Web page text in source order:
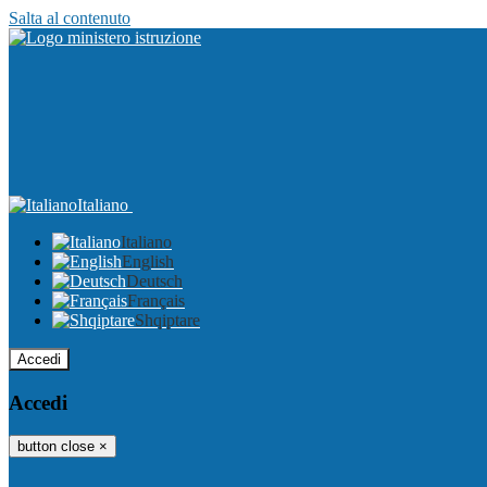
Salta al contenuto
Italiano
Italiano
English
Deutsch
Français
Shqiptare
Accedi
Accedi
button close ×